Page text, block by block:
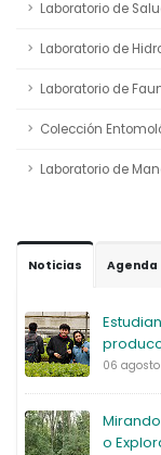
Laboratorio de
Laboratorio de
Laboratorio de
Colección
Laboratorio de
Noticias Agenda
06
o